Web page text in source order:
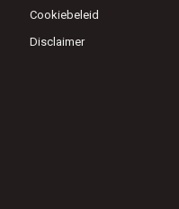
Cookiebeleid
Disclaimer